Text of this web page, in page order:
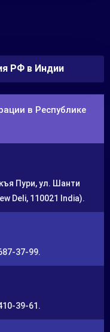
РФ в Индии
в Республике
Пури, ул. Шанти
Deli, 110021 India).
37-99.
39-61.